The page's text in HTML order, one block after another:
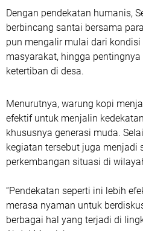
Dengan pendekatan humanis,
berbincang santai bersama
pun mengalir mulai dari
masyarakat, hingga
ketertiban di desa.
Menurutnya, warung kopi
efektif untuk menjalin
khususnya generasi muda.
kegiatan tersebut juga menjadi
perkembangan situasi di
“Pendekatan seperti ini lebih
merasa nyaman untuk
berbagai hal yang terjadi di